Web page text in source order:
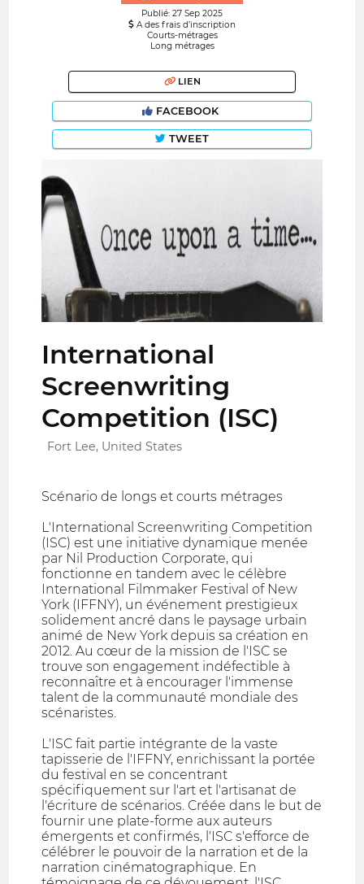
Publié: 27 Sep 2025
A des frais d’inscription
Courts-métrages
Long métrages
LIEN
FACEBOOK
TWEET
International
Screenwriting
Competition (ISC)
Fort Lee, United States
Scénario de longs et courts métrages
L'International Screenwriting Competition
(ISC) est une initiative dynamique menée
par Nil Production Corporate, qui
fonctionne en tandem avec le célèbre
International Filmmaker Festival of New
York (IFFNY), un événement prestigieux
solidement ancré dans le paysage urbain
animé de New York depuis sa création en
2012. Au cœur de la mission de l'ISC se
trouve son engagement indéfectible à
reconnaître et à encourager l'immense
talent de la communauté mondiale des
scénaristes.
L'ISC fait partie intégrante de la vaste
tapisserie de l'IFFNY, enrichissant la portée
du festival en se concentrant
spécifiquement sur l'art et l'artisanat de
l'écriture de scénarios. Créée dans le but de
fournir une plate-forme aux auteurs
émergents et confirmés, l'ISC s'efforce de
célébrer le pouvoir de la narration et de la
narration cinématographique. En